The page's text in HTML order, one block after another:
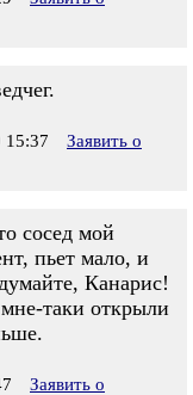
Заявить о
сосед мой
пьет мало, и
Канарис!
таки открыли
Заявить о